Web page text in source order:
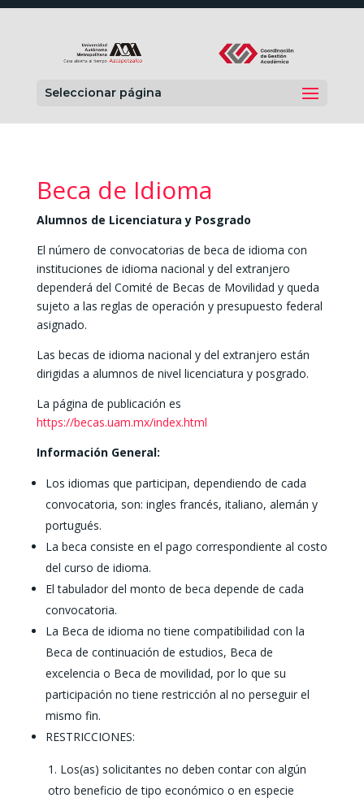
Seleccionar página
Beca de Idioma
Alumnos de Licenciatura y Posgrado
El número de convocatorias de beca de idioma con
instituciones de idioma nacional y del extranjero
dependerá del Comité de Becas de Movilidad y queda
sujeto a las reglas de operación y presupuesto federal
asignado.
Las becas de idioma nacional y del extranjero están
dirigidas a alumnos de nivel licenciatura y posgrado.
La página de publicación es
https://becas.uam.mx/index.html
Información General:
Los idiomas que participan, dependiendo de cada
convocatoria, son: ingles francés, italiano, alemán y
portugués.
La beca consiste en el pago correspondiente al costo
del curso de idioma.
El tabulador del monto de beca depende de cada
convocatoria.
La Beca de idioma no tiene compatibilidad con la
Beca de continuación de estudios, Beca de
excelencia o Beca de movilidad, por lo que su
participación no tiene restricción al no perseguir el
mismo fin.
RESTRICCIONES:
Los(as) solicitantes no deben contar con algún
otro beneficio de tipo económico o en especie